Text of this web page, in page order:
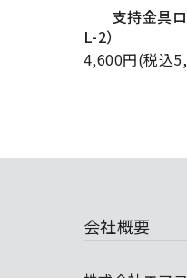
支持金具
L-2）
4,600円(税込
会社概要